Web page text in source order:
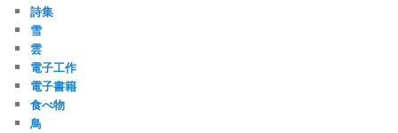
詩集
雪
雲
電子工作
電子書籍
食べ物
鳥